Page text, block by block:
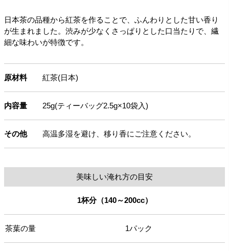
日本茶の品種から紅茶を作ることで、ふんわりとした甘い香り
が生まれました。渋みが少なくさっぱりとした口当たりで、繊
細な味わいが特徴です。
原材料 紅茶(日本)
内容量 25g(ティーバッグ2.5g×10袋入)
その他 高温多湿を避け、移り香にご注意ください。
美味しい淹れ方の目安
1杯分（140～200cc）
茶葉の量 1パック